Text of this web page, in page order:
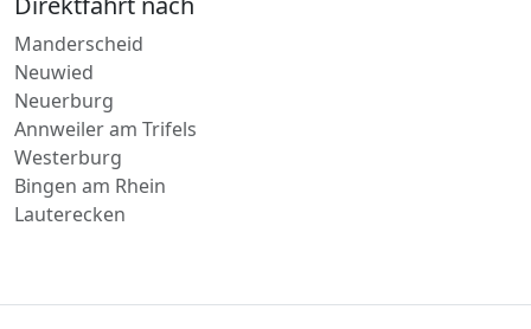
Manderscheid
Neuwied
Neuerburg
Annweiler am Trifels
Westerburg
Bingen am Rhein
Lauterecken